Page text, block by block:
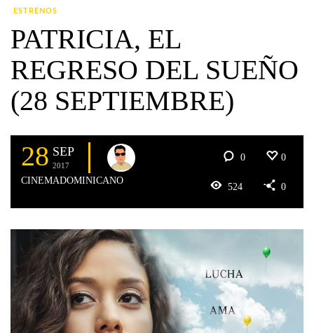
ESTRENOS
PATRICIA, EL
REGRESO DEL SUEÑO
(28 SEPTIEMBRE)
28 SEP
2017
CINEMADOMINICANO
0 0
524 0